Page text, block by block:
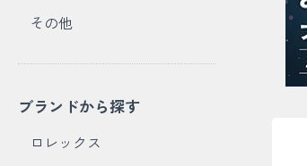
その他
ブランドから探す
ロレックス